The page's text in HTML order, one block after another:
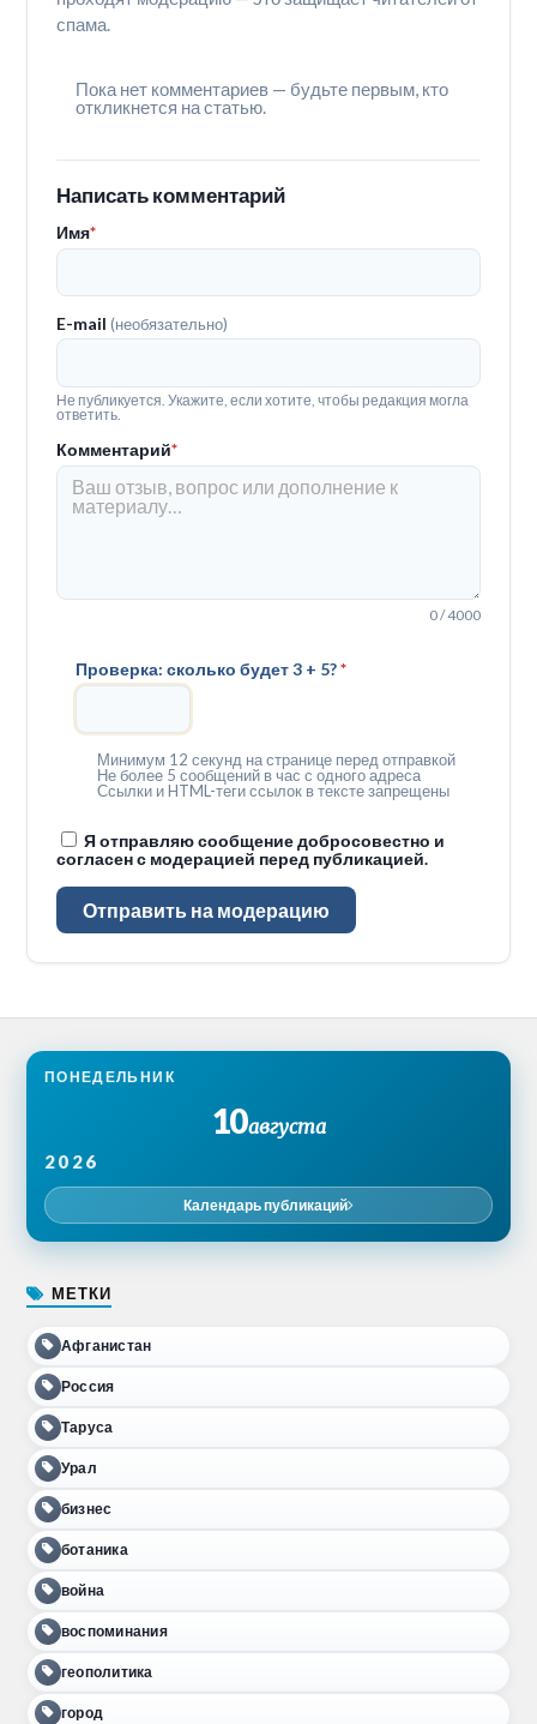
спама.
Пока нет комментариев — будьте первым, кто
откликнется на статью.
Написать комментарий
Имя*
E-mail(необязательно)
Не публикуется. Укажите, если хотите, чтобы редакция могла
ответить.
Комментарий*
0 / 4000
Проверка: сколько будет 3 + 5?*
Минимум 12 секунд на странице перед отправкой
Не более 5 сообщений в час с одного адреса
Ссылки и HTML-теги ссылок в тексте запрещены
Я отправляю сообщение добросовестно и
согласен с модерацией перед публикацией.
Отправить на модерацию
ПОНЕДЕЛЬНИК
10августа
2026
Календарь публикаций
МЕТКИ
Афганистан
Россия
Таруса
Урал
бизнес
ботаника
война
воспоминания
геополитика
город